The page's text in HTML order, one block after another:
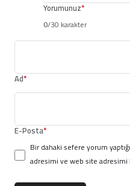
Yorumunuz*
0/30 karakter
Ad*
E-Posta*
Bir dahaki sefere yorum
adresimi ve web site adresimi